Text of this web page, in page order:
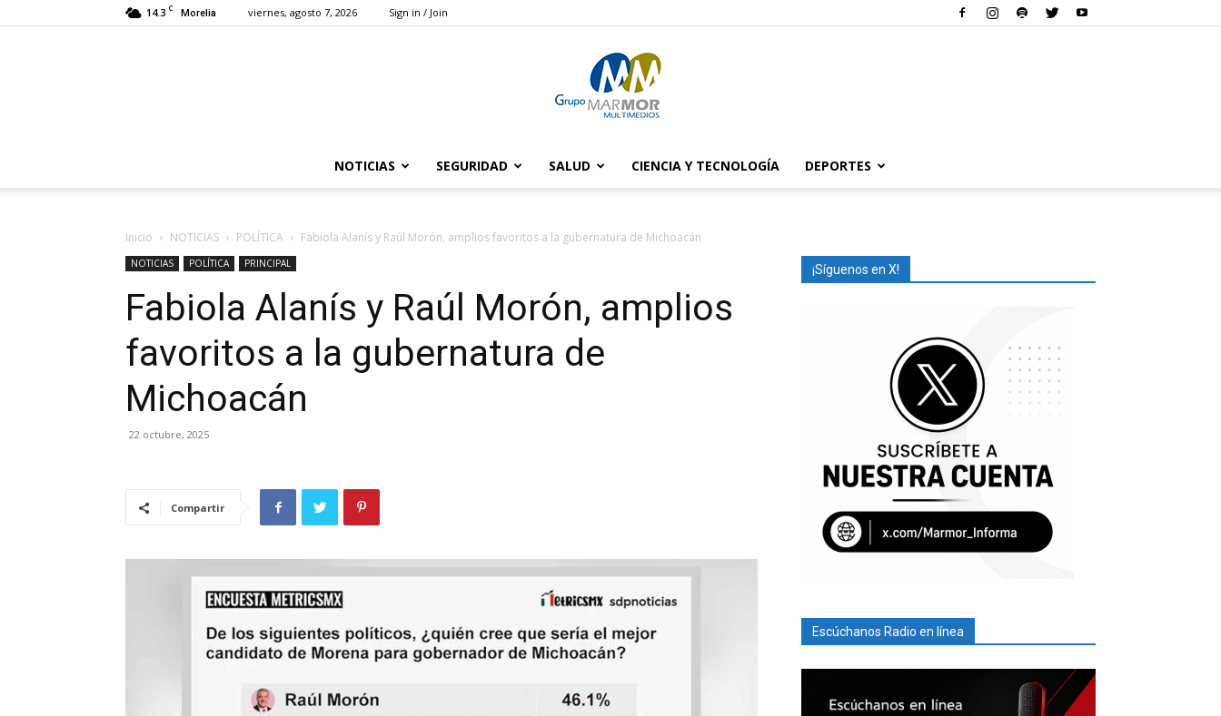
14.3 C Morelia viernes, agosto 7, 2026 Sign in / Join
Marmor
NOTICIAS SEGURIDAD SALUD CIENCIA Y TECNOLOGÍA DEPORTES
Inicio NOTICIAS POLÍTICA Fabiola Alanís y Raúl Morón, amplios favoritos a la gubernatura de Michoacán
NOTICIAS POLÍTICA PRINCIPAL
Fabiola Alanís y Raúl Morón, amplios
favoritos a la gubernatura de
Michoacán
22 octubre, 2025
Compartir
¡Síguenos en X!
Escúchanos Radio en línea